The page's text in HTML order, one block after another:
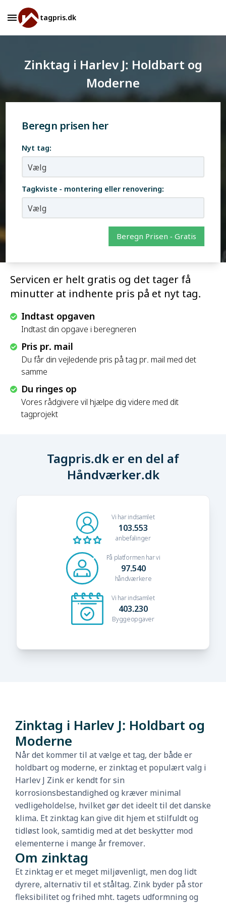
tagpris.dk
Zinktag i Harlev J: Holdbart og
Moderne
Servicen er helt gratis og det tager få
minutter at indhente pris på et nyt tag.
Indtast opgaven
Indtast din opgave i beregneren
Pris pr. mail
Du får din vejledende pris på tag pr. mail med det
samme
Du ringes op
Vores rådgivere vil hjælpe dig videre med dit
tagprojekt
Beregn prisen her
Nyt tag:
Tagkviste - montering eller renovering:
Beregn Prisen - Gratis
Tagpris.dk er en del af
Håndværker.dk
Vi har indsamlet
103.553
anbefalinger
På platformen har vi
97.540
håndværkere
Vi har indsamlet
403.230
Byggeopgaver
Zinktag i Harlev J: Holdbart og
Moderne
Når det kommer til at vælge et tag, der både er
holdbart og moderne, er zinktag et populært valg i
Harlev J Zink er kendt for sin
korrosionsbestandighed og kræver minimal
vedligeholdelse, hvilket gør det ideelt til det danske
klima. Et zinktag kan give dit hjem et stilfuldt og
tidløst look, samtidig med at det beskytter mod
elementerne i mange år fremover.
Om zinktag
Et zinktag er et meget miljøvenligt, men dog lidt
dyrere, alternativ til et ståltag. Zink byder på stor
fleksibilitet og frihed mht. tagets udformning og